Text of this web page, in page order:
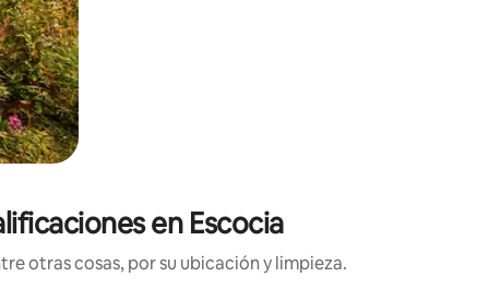
en Escocia
otras cosas, por su ubicación y limpieza.